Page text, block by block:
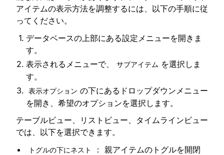
アイテムの表示方法を調整するには、以下の手順に従
ってください。
データベースの上部にある設定メニューを開きま
す。
表示されるメニューで、
サブアイテム を選択しま
す。
表示オプション の下にあるドロップダウンメニュー
を開き、希望のオプションを選択します。
テーブルビュー、リストビュー、タイムラインビュー
では、以下を選択できます。
トグルの下にネスト
： 親アイテムのトグルを開閉